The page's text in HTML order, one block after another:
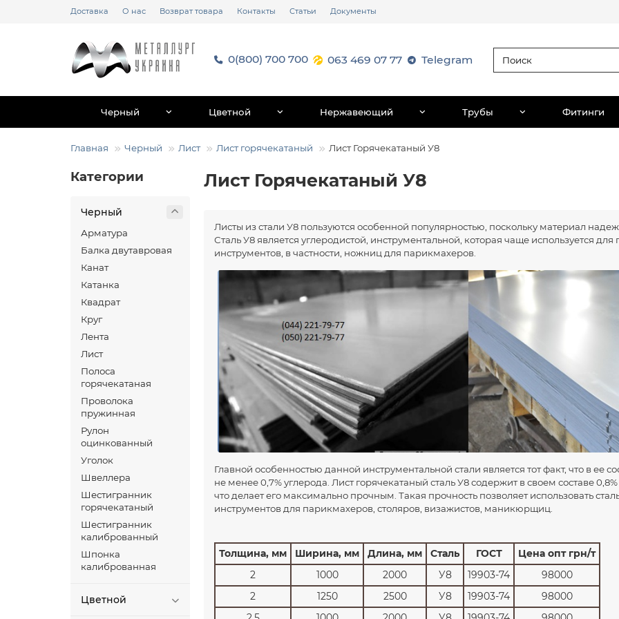
Доставка О нас Возврат товара Контакты Статьи Документы
0(800) 700 700 063 469 07 77 Telegram
Черный Цветной Нержавеющий Трубы Фитинги
Главная Черный Лист Лист горячекатаный Лист Горячекатаный У8
Категории
Черный
Арматура
Балка двутавровая
Канат
Катанка
Квадрат
Круг
Лента
Лист
Полоса
горячекатаная
Проволока
пружинная
Рулон
оцинкованный
Уголок
Швеллера
Шестигранник
горячекатаный
Шестигранник
калиброванный
Шпонка
калиброванная
Цветной
Лист Горячекатаный У8
Листы из стали У8 пользуются особенной популярностью, поскольку материал
Сталь У8 является углеродистой, инструментальной, которая чаще используется для
инструментов, в частности, ножниц для парикмахеров.
Главной особенностью данной инструментальной стали является тот факт, что в ее
не менее 0,7% углерода. Лист горячекатаный сталь У8 содержит в своем составе
что делает его максимально прочным. Такая прочность позволяет использовать
инструментов для парикмахеров, столяров, визажистов, маникюрщиц.
Толщина, мм Ширина, мм Длина, мм Сталь ГОСТ
Цена опт грн/т
2
1000 2000 У8 19903-74
98000
2
1250 2500 У8 19903-74
98000